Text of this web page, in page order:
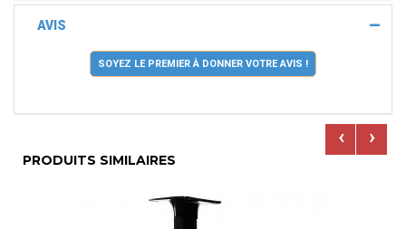
AVIS
SOYEZ LE PREMIER À DONNER VOTRE AVIS !
PRODUITS SIMILAIRES
‹ ›